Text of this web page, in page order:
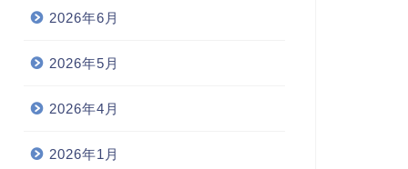
2026年6月
2026年5月
2026年4月
2026年1月